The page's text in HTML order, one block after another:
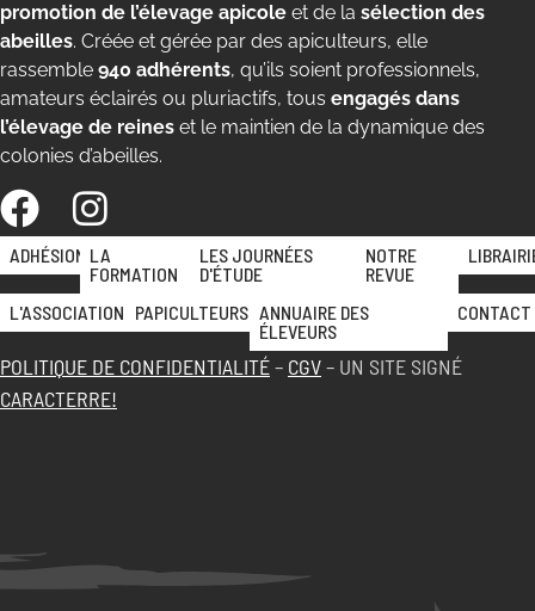
promotion de l’élevage apicole et de la sélection des
abeilles. Créée et gérée par des apiculteurs, elle
rassemble 940 adhérents, qu’ils soient professionnels,
amateurs éclairés ou pluriactifs, tous engagés dans
l’élevage de reines et le maintien de la dynamique des
colonies d’abeilles.
ADHÉSION LA
FORMATION
LES JOURNÉES
D'ÉTUDE
NOTRE
REVUE
L'ASSOCIATION PAPICULTEURS ANNUAIRE DES
ÉLEVEURS
CONTACT
POLITIQUE DE CONFIDENTIALITÉ– CGV– UN SITE SIGNÉ
CARACTERRE!